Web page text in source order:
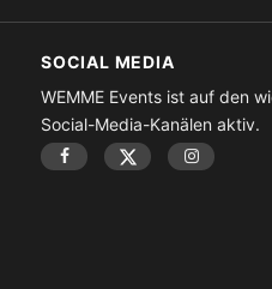
SOCIAL MEDIA
WEMME Events ist auf den
Social-Media-Kanälen aktiv.